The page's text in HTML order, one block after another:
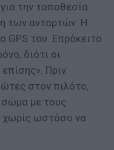
την τοποθεσία
των ανταρτών. Η
GPS του. Επρόκειτο
διότι οι
Πριν
στον πιλότο,
με τους
χωρίς ωστόσο να